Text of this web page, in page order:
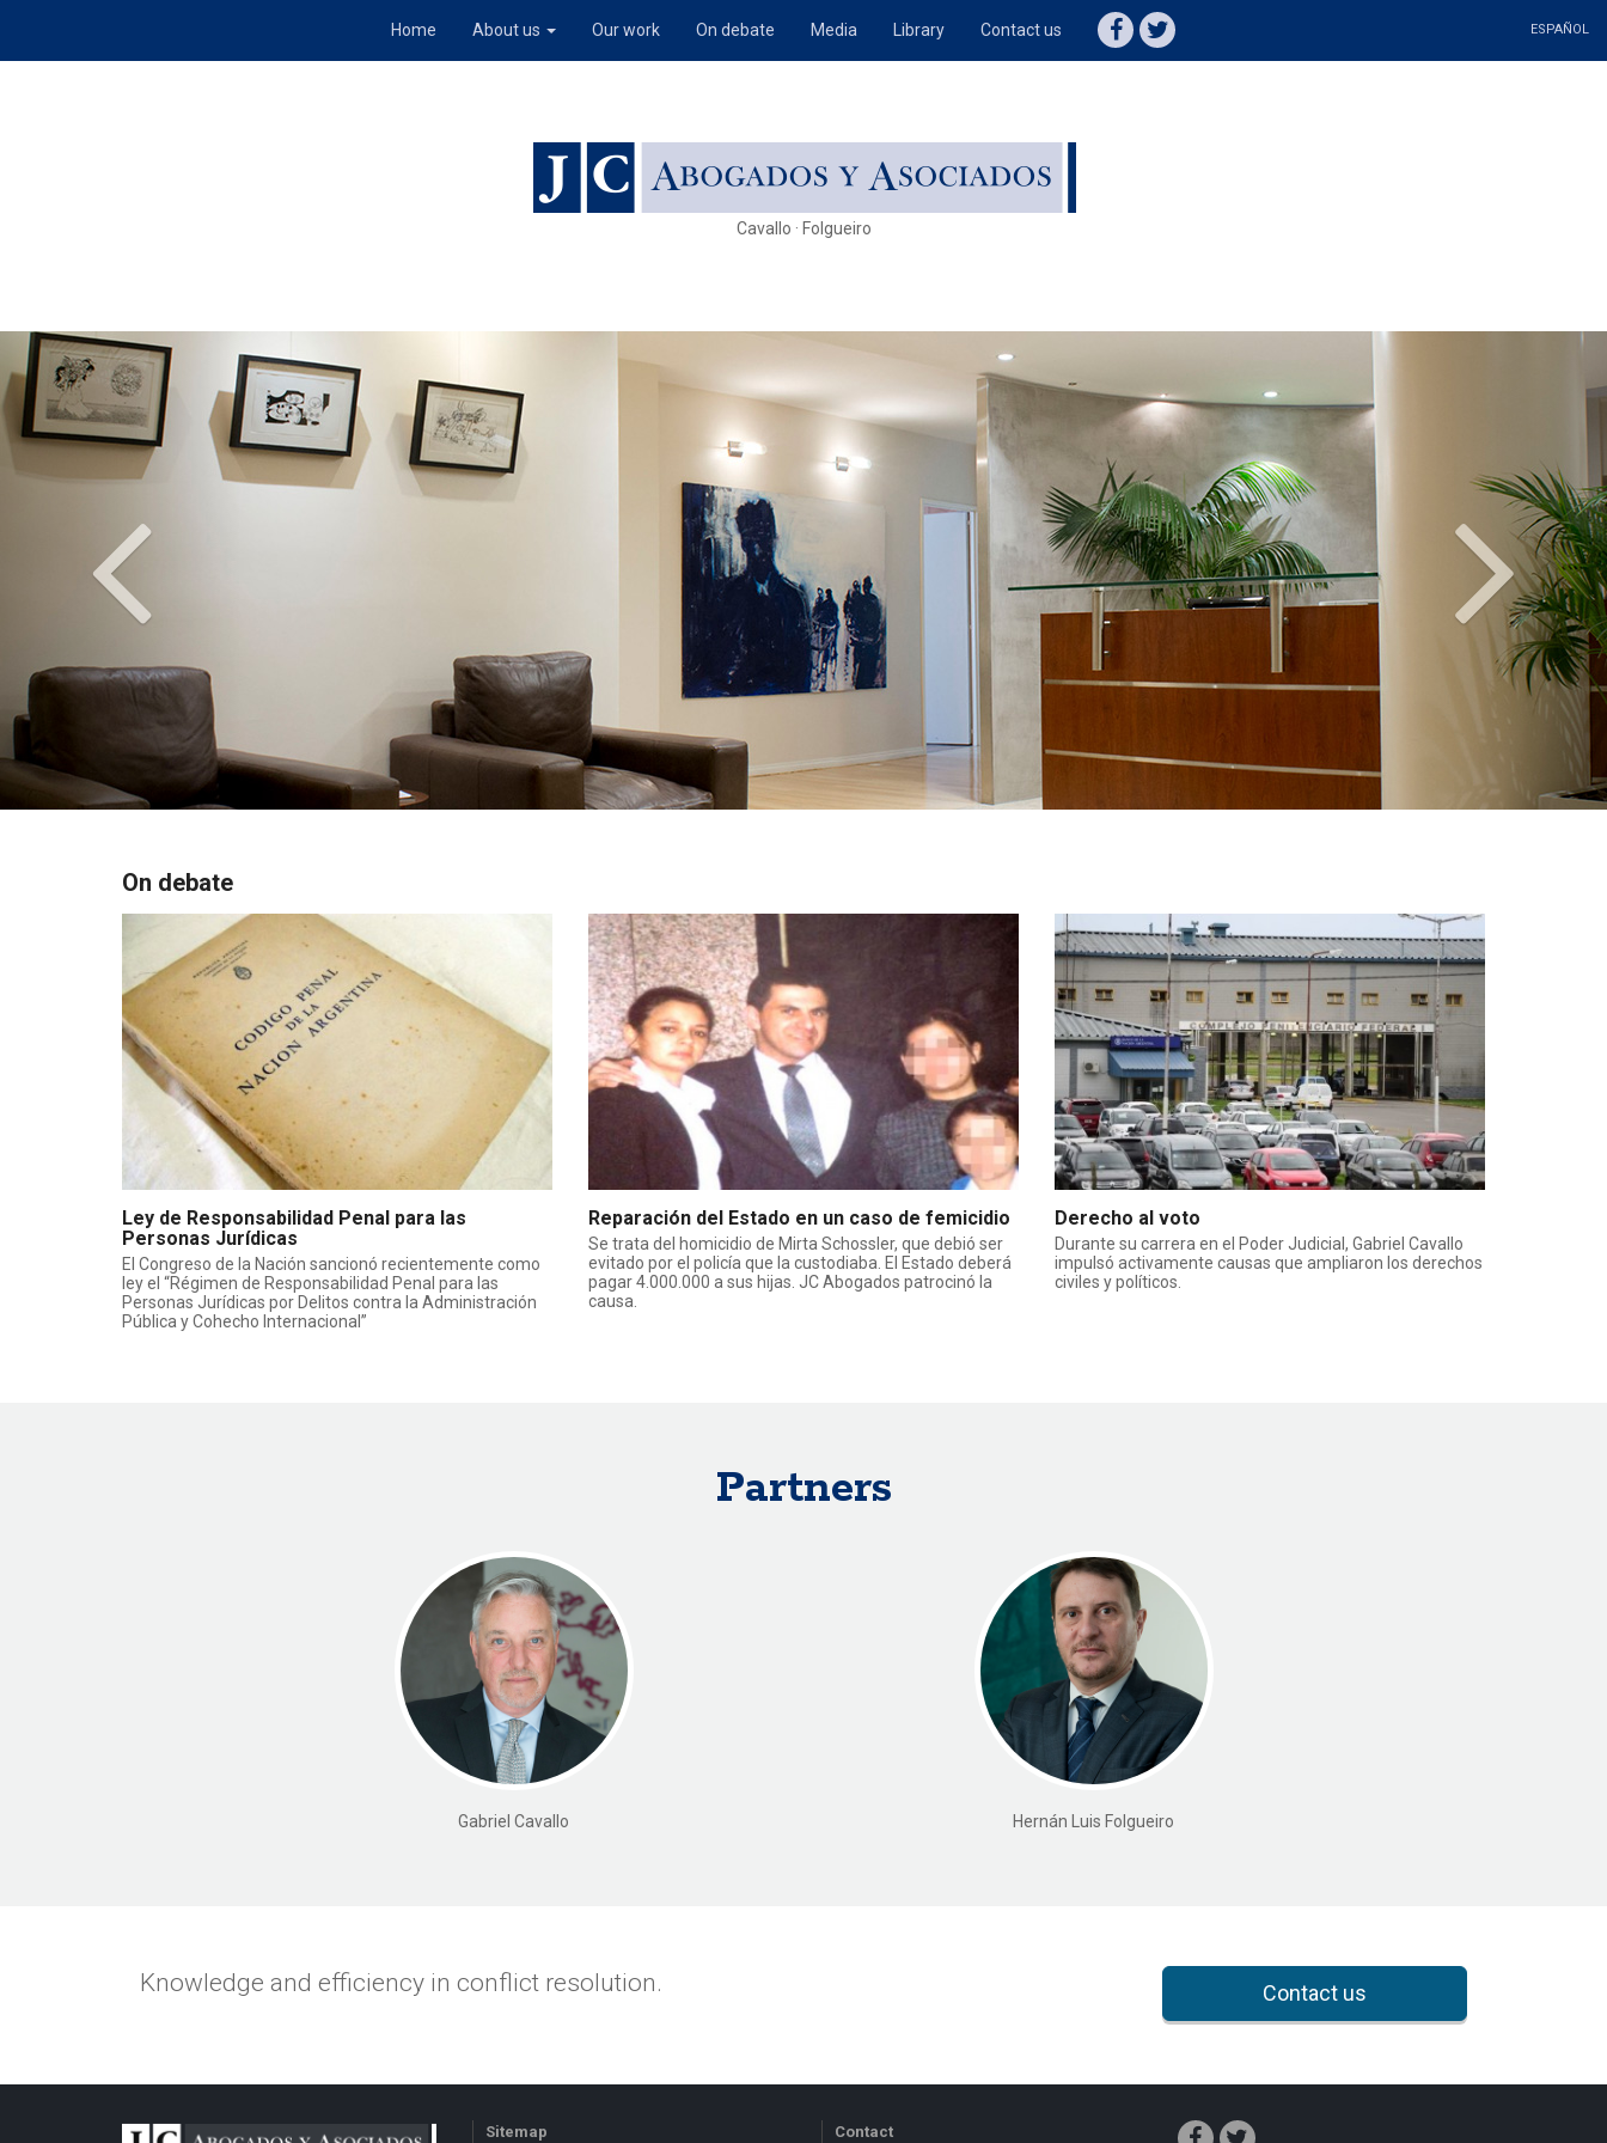
ESPAÑOL
Home About us Our work On debate Media Library Contact us
Cavallo · Folgueiro
On debate
Ley de Responsabilidad Penal para las
Personas Jurídicas
El Congreso de la Nación sancionó recientemente como
ley el “Régimen de Responsabilidad Penal para las
Personas Jurídicas por Delitos contra la Administración
Pública y Cohecho Internacional”
Reparación del Estado en un caso de femicidio
Se trata del homicidio de Mirta Schossler, que debió ser
evitado por el policía que la custodiaba. El Estado deberá
pagar 4.000.000 a sus hijas. JC Abogados patrocinó la
causa.
Derecho al voto
Durante su carrera en el Poder Judicial, Gabriel Cavallo
impulsó activamente causas que ampliaron los derechos
civiles y políticos.
Partners
Gabriel Cavallo Hernán Luis Folgueiro
Knowledge and efficiency in conflict resolution. Contact us
Sitemap Contact